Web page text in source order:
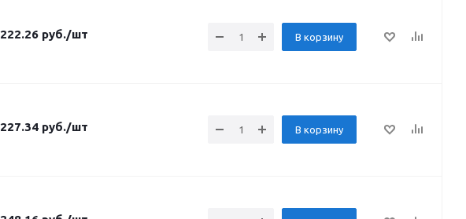
222.26 руб./шт В корзину
227.34 руб./шт В корзину